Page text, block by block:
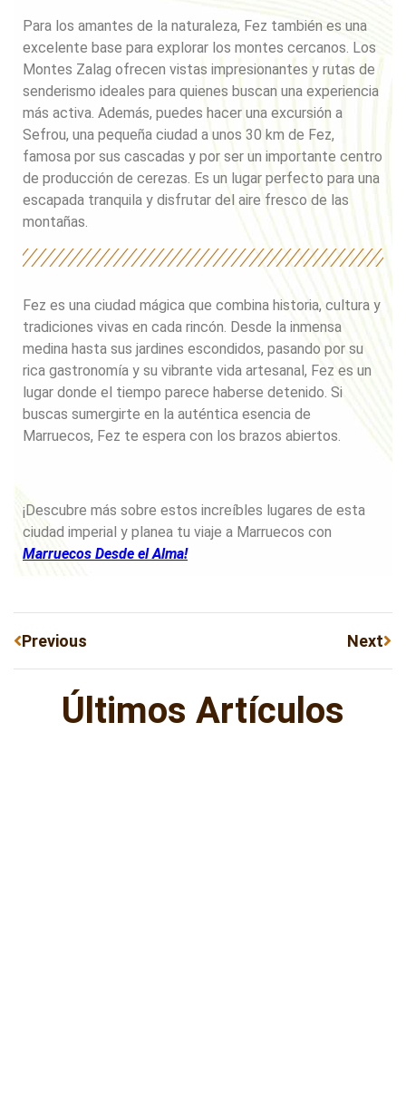
Para los amantes de la naturaleza, Fez también es una
excelente base para explorar los montes cercanos. Los
Montes Zalag ofrecen vistas impresionantes y rutas de
senderismo ideales para quienes buscan una experiencia
más activa. Además, puedes hacer una excursión a
Sefrou, una pequeña ciudad a unos 30 km de Fez,
famosa por sus cascadas y por ser un importante centro
de producción de cerezas. Es un lugar perfecto para una
escapada tranquila y disfrutar del aire fresco de las
montañas.
Fez es una ciudad mágica que combina historia, cultura y
tradiciones vivas en cada rincón. Desde la inmensa
medina hasta sus jardines escondidos, pasando por su
rica gastronomía y su vibrante vida artesanal, Fez es un
lugar donde el tiempo parece haberse detenido. Si
buscas sumergirte en la auténtica esencia de
Marruecos, Fez te espera con los brazos abiertos.
¡Descubre más sobre estos increíbles lugares de esta
ciudad imperial y planea tu viaje a Marruecos con
Marruecos Desde el Alma!
Previous Next
Últimos Artículos